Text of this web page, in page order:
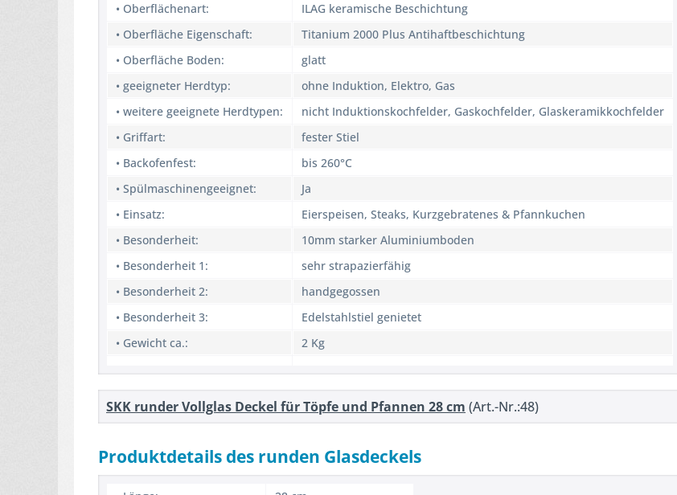
• Oberflächenart:
ILAG keramische Beschichtung
• Oberfläche Eigenschaft:
Titanium 2000 Plus Antihaftbeschichtung
• Oberfläche Boden:
glatt
• geeigneter Herdtyp:
ohne Induktion, Elektro, Gas
• weitere geeignete Herdtypen:
nicht Induktionskochfelder, Gaskochfelder, Glaskeramikkochfelder
• Griffart:
fester Stiel
• Backofenfest:
bis 260°C
• Spülmaschinengeeignet:
Ja
• Einsatz:
Eierspeisen, Steaks, Kurzgebratenes & Pfannkuchen
• Besonderheit:
10mm starker Aluminiumboden
• Besonderheit 1:
sehr strapazierfähig
• Besonderheit 2:
handgegossen
• Besonderheit 3:
Edelstahlstiel genietet
• Gewicht ca.:
2 Kg
SKK runder Vollglas Deckel für Töpfe und Pfannen 28 cm (Art.-Nr.:48)
Produktdetails des runden Glasdeckels